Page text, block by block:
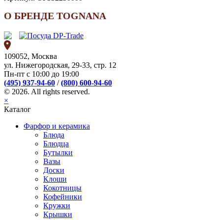
О БРЕНДЕ TOGNANA
109052, Москва
ул. Нижегородская, 29-33, стр. 12
Пн-пт с 10:00 до 19:00
(495) 937-94-60 /(800) 600-94-60
© 2026. All rights reserved.
×
Каталог
Фарфор и керамика
Блюда
Блюдца
Бутылки
Вазы
Доски
Клоши
Кокотницы
Кофейники
Кружки
Крышки